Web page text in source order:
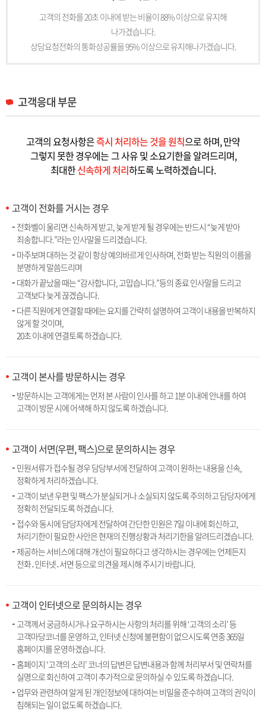
고객의 전화를 20초 이내에 받는 비율이 88% 이상으로 유지해
나가겠습니다.
상담요청전화의 통화성공률을 95% 이상으로 유지해나가겠습니다.
고객응대 부문
고객의 요청사항은즉시 처리하는 것을 원칙으로 하며, 만약
그렇지 못한 경우에는 그 사유 및 소요기한을 알려드리며,
최대한신속하게 처리하도록 노력하겠습니다.
고객이 전화를 거시는 경우
전화벨이 울리면 신속하게 받고, 늦게 받게 될 경우에는 반드시 “늦게 받아
죄송합니다.”라는 인사말을 드리겠습니다.
마주보며 대하는 것 같이 항상 예의바르게 인사하며, 전화 받는 직원의 이름을
분명하게 말씀드리며
대화가 끝났을 때는 “감사합니다, 고맙습니다.”등의 종료 인사말을 드리고
고객보다 늦게 끊겠습니다.
다른 직원에게 연결할 때에는 요지를 간략히 설명하여 고객이 내용을 반복하지
않게 할 것이며,
20초 이내에 연결토록 하겠습니다.
고객이 본사를 방문하시는 경우
방문하시는 고객에게는 먼저 본 사람이 인사를 하고 1분 이내에 안내를 하여
고객이 방문 시에 어색해 하지 않도록 하겠습니다.
고객이 서면(우편, 팩스)으로 문의하시는 경우
민원서류가 접수될 경우 담당부서에 전달하여 고객이 원하는 내용을 신속,
정확하게 처리하겠습니다.
고객이 보낸 우편 및 팩스가 분실되거나 소실되지 않도록 주의하고 담당자에게
정확히 전달되도록 하겠습니다.
접수와 동시에 담당자에게 전달하여 간단한 민원은 7일 이내에 회신하고,
처리기한이 필요한 사안은 현재의 진행상황과 처리기한을 알려드리겠습니다.
제공하는 서비스에 대해 개선이 필요하다고 생각하시는 경우에는 언제든지
전화․인터넷․서면 등으로 의견을 제시해 주시기 바랍니다.
고객이 인터넷으로 문의하시는 경우
고객께서 궁금하시거나 요구하시는 사항의 처리를 위해 ‘고객의 소리’ 등
고객마당코너를 운영하고, 인터넷 신청에 불편함이 없으시도록 연중 365일
홈페이지를 운영하겠습니다.
홈페이지 ‘고객의 소리’ 코너의 답변은 답변내용과 함께 처리부서 및 연락처를
실명으로 회신하여 고객이 추가적으로 문의하실 수 있도록 하겠습니다.
업무와 관련하여 알게 된 개인정보에 대하여는 비밀을 준수하여 고객의 권익이
침해되는 일이 없도록 하겠습니다.